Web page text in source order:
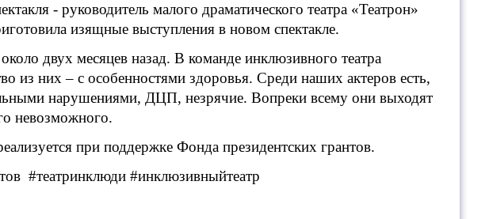
- руководитель малого драматического театра «Театрон»
изящные выступления в новом спектакле.
двух месяцев назад. В команде инклюзивного театра
из них – с особенностями здоровья. Среди наших актеров есть,
нарушениями, ДЦП, незрячие. Вопреки всему они выходят
невозможного.
при поддержке Фонда президентских грантов.
#театринклюди #инклюзивныйтеатр